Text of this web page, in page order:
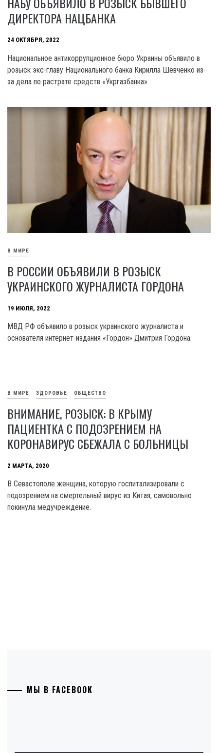
ДИРЕКТОРА НАЦБАНКА
24 ОКТЯБРЯ, 2022
Национальное антикоррупционное бюро Украины объявило в
розыск экс-главу Национального банка Кирилла Шевченко из-
за дела по растрате средств «Укргазбанка».
В МИРЕ
В РОССИИ ОБЪЯВИЛИ В РОЗЫСК
УКРАИНСКОГО ЖУРНАЛИСТА ГОРДОНА
19 ИЮЛЯ, 2022
МВД РФ объявило в розыск украинского журналиста и
основателя интернет-издания «Гордон» Дмитрия Гордона.
В МИРЕ ЗДОРОВЬЕ ОБЩЕСТВО
ВНИМАНИЕ, РОЗЫСК: В КРЫМУ
ПАЦИЕНТКА С ПОДОЗРЕНИЕМ НА
КОРОНАВИРУС СБЕЖАЛА С БОЛЬНИЦЫ
2 МАРТА, 2020
В Севастополе женщина, которую госпитализировали с
подозрением на смертельный вирус из Китая, самовольно
покинула медучреждение.
МЫ В FACEBOOK